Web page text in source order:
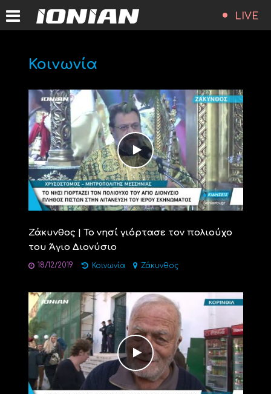
LIVE
Κοινωνία
Ζάκυνθος | Το νησί γιόρτασε τον πολιούχο
του Άγιο Διονύσιο
18/12/2019 Κοινωνία Ζάκυνθος